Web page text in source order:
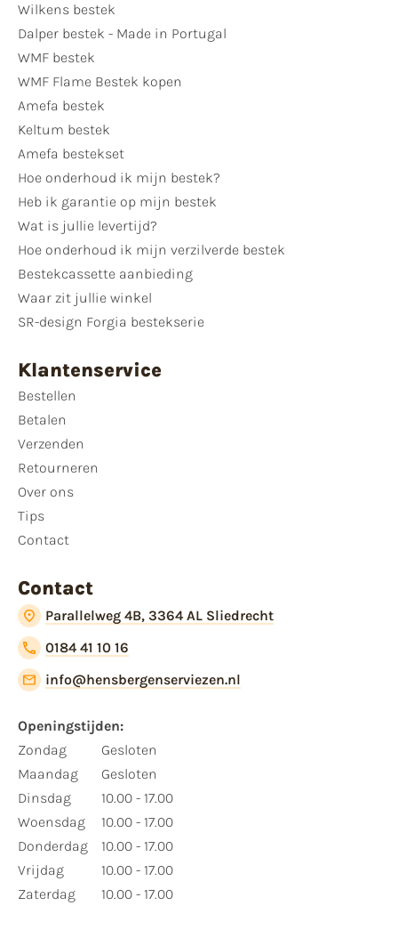
Wilkens bestek
Dalper bestek - Made in Portugal
WMF bestek
WMF Flame Bestek kopen
Amefa bestek
Keltum bestek
Amefa bestekset
Hoe onderhoud ik mijn bestek?
Heb ik garantie op mijn bestek
Wat is jullie levertijd?
Hoe onderhoud ik mijn verzilverde bestek
Bestekcassette aanbieding
Waar zit jullie winkel
SR-design Forgia bestekserie
Klantenservice
Bestellen
Betalen
Verzenden
Retourneren
Over ons
Tips
Contact
Contact
Parallelweg 4B, 3364 AL Sliedrecht
0184 41 10 16
info@hensbergenserviezen.nl
Openingstijden:
Zondag
Maandag
Dinsdag
Woensdag
Donderdag
Vrijdag
Zaterdag
Gesloten
Gesloten
10.00 - 17.00
10.00 - 17.00
10.00 - 17.00
10.00 - 17.00
10.00 - 17.00